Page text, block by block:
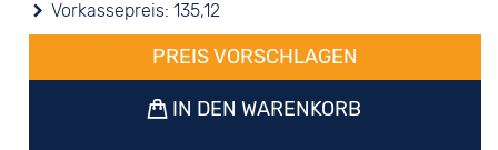
Vorkassepreis:135,12
PREIS VORSCHLAGEN
IN DEN WARENKORB